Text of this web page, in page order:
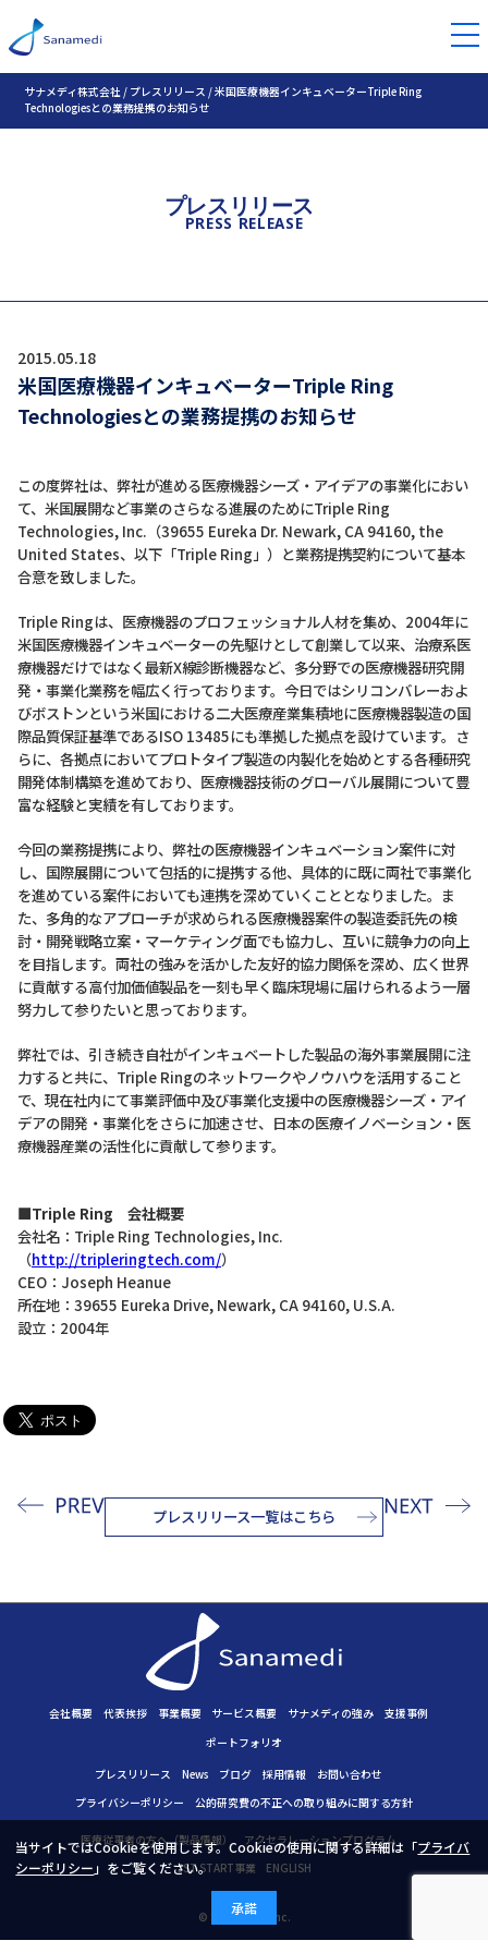
サナメディ株式会社 / プレスリリース /米国医療機器インキュベーターTriple Ring
Technologiesとの業務提携のお知らせ
プレスリリース
PRESS RELEASE
2015.05.18
米国医療機器インキュベーターTriple Ring
Technologiesとの業務提携のお知らせ
この度弊社は、弊社が進める医療機器シーズ・アイデアの事業化におい
て、米国展開など事業のさらなる進展のためにTriple Ring
Technologies, Inc.（39655 Eureka Dr. Newark, CA 94160, the
United States、以下「Triple Ring」）と業務提携契約について基本
合意を致しました。
Triple Ringは、医療機器のプロフェッショナル人材を集め、2004年に
米国医療機器インキュベーターの先駆けとして創業して以来、治療系医
療機器だけではなく最新X線診断機器など、多分野での医療機器研究開
発・事業化業務を幅広く行っております。今日ではシリコンバレーおよ
びボストンという米国における二大医療産業集積地に医療機器製造の国
際品質保証基準であるISO 13485にも準拠した拠点を設けています。さ
らに、各拠点においてプロトタイプ製造の内製化を始めとする各種研究
開発体制構築を進めており、医療機器技術のグローバル展開について豊
富な経験と実績を有しております。
今回の業務提携により、弊社の医療機器インキュベーション案件に対
し、国際展開について包括的に提携する他、具体的に既に両社で事業化
を進めている案件においても連携を深めていくこととなりました。ま
た、多角的なアプローチが求められる医療機器案件の製造委託先の検
討・開発戦略立案・マーケティング面でも協力し、互いに競争力の向上
を目指します。両社の強みを活かした友好的協力関係を深め、広く世界
に貢献する高付加価値製品を一刻も早く臨床現場に届けられるよう一層
努力して参りたいと思っております。
弊社では、引き続き自社がインキュベートした製品の海外事業展開に注
力すると共に、Triple Ringのネットワークやノウハウを活用すること
で、現在社内にて事業評価中及び事業化支援中の医療機器シーズ・アイ
デアの開発・事業化をさらに加速させ、日本の医療イノベーション・医
療機器産業の活性化に貢献して参ります。
■Triple Ring 会社概要
会社名：Triple Ring Technologies, Inc.
（http://tripleringtech.com/）
CEO：Joseph Heanue
所在地：39655 Eureka Drive, Newark, CA 94160, U.S.A.
設立：2004年
プレスリリース一覧はこちら
会社概要 代表挨拶 事業概要 サービス概要 サナメディの強み
支援事例
ポートフォリオ
プレスリリース News ブログ 採用情報
お問い合わせ
プライバシーポリシー
公的研究費の不正への取り組みに関する方針
医療従事者の方へ（製品情報）
アクセラレーションプログラム
JST START事業
ENGLISH
© Sanamedi, Inc.
当サイトではCookieを使用します。Cookieの使用に関する詳細は「プライバ
シーポリシー 」をご覧ください。
承諾